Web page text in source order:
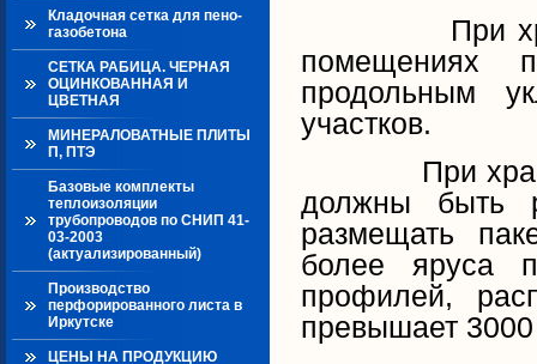
Кладочная сетка для пено-
газобетона
СЕТКА РАБИЦА. ЧЕРНАЯ
ОЦИНКОВАННАЯ И
ЦВЕТНАЯ
МИНЕРАЛОВАТНЫЕ ПЛИТЫ
П, ПТЭ
Базовые комплекты
теплоизоляции
трубопроводов по СНИП 41-
03-2003
(актуализированный)
Производство
перфорированного листа в
Иркутске
ЦЕНЫ НА ПРОДУКЦИЮ
При
помещениях
продольным
участков.
При
должны быть
размещать
более яруса
профилей,
превышает 3000